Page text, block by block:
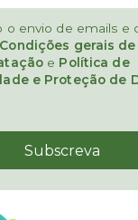
o envio de emails e
Condições gerais
e Política de
e Proteção de